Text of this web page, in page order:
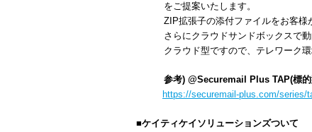
をご提案いたします。
ZIP拡張子の添付ファイルをお客様が
さらにクラウドサンドボックスで動的
クラウド型ですので、テレワーク環
参考) @Securemail Plus TAP(標的
https://securemail-plus.com/series/
■ケイティケイソリューションズついて